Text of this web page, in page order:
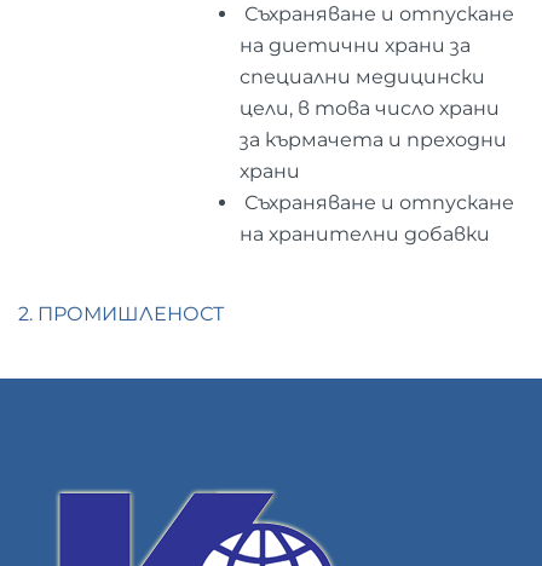
Съхраняване и отпускане
на диетични храни за
специални медицински
цели, в това число храни
за кърмачета и преходни
храни
Съхраняване и отпускане
на хранителни добавки
2. ПРОМИШЛЕНОСТ